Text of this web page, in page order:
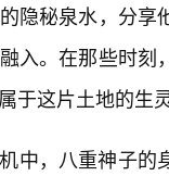
隐秘泉水，分
入。在那些时
于这片土地的生
中，八重神子的